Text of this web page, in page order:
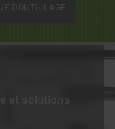
D'OUTILLAGE
et solutions